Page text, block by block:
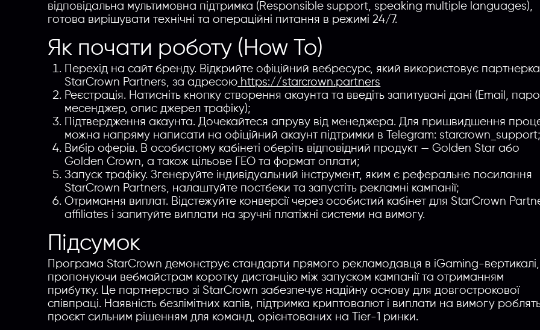
відповідальна мультимовна підтримка (Responsible support, speaking multiple languages),
готова вирішувати технічні та операційні питання в режимі 24/7.
Як почати роботу (How To)
Перехід на сайт бренду. Відкрийте офіційний вебресурс, який використовує партнерка
StarCrown Partners, за адресою https://starcrown.partners
Реєстрація. Натисніть кнопку створення акаунта та введіть запитувані дані (Email,
месенджер, опис джерел трафіку);
Підтвердження акаунта. Дочекайтеся апруву від менеджера. Для пришвидшення
можна напряму написати на офіційний акаунт підтримки в Telegram:
Вибір оферів. В особистому кабінеті оберіть відповідний продукт — Golden Star або
Golden Crown, а також цільове ГЕО та формат оплати;
Запуск трафіку. Згенеруйте індивідуальний інструмент, яким є реферальне посилання
StarCrown Partners, налаштуйте постбеки та запустіть рекламні кампанії;
Отримання виплат. Відстежуйте конверсії через особистий кабінет для StarCrown
affiliates і запитуйте виплати на зручні платіжні системи на вимогу.
Підсумок
Програма StarCrown демонструє стандарти прямого рекламодавця в iGaming-вертикалі,
пропонуючи вебмайстрам коротку дистанцію між запуском кампанії та отриманням
прибутку. Це партнерство зі StarCrown забезпечує надійну основу для довгострокової
співпраці. Наявність безлімітних капів, підтримка криптовалют і виплати на вимогу
проєкт сильним рішенням для команд, орієнтованих на Tier-1 ринки.